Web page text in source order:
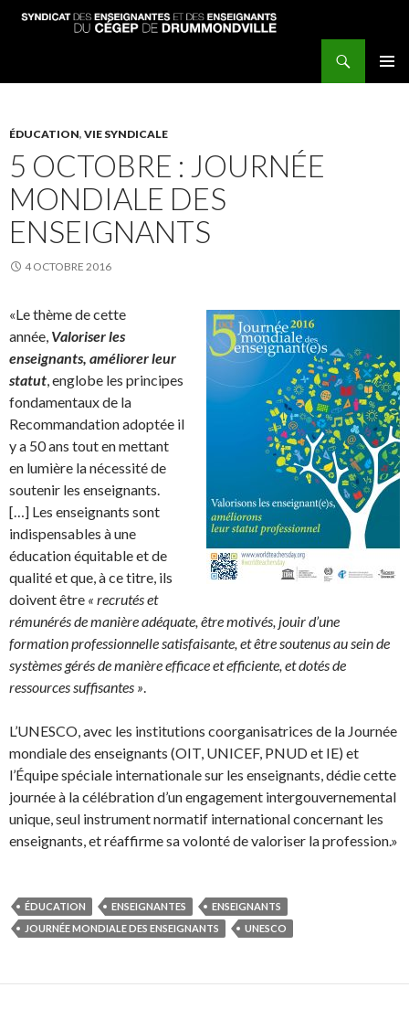
Syndicat des enseignantes et enseignants du Cégep de Drummondville
PRINCIPAL
ÉDUCATION, VIE SYNDICALE
5 OCTOBRE : JOURNÉE
MONDIALE DES
ENSEIGNANTS
4 OCTOBRE 2016
«Le thème de cette
année, Valoriser les
enseignants, améliorer leur
statut , englobe les principes
fondamentaux de la
Recommandation adoptée il
y a 50 ans tout en mettant
en lumière la nécessité de
soutenir les enseignants.
[…] Les enseignants sont
indispensables à une
éducation équitable et de
qualité et que, à ce titre, ils
doivent être « recrutés et
rémunérés de manière adéquate, être motivés, jouir d’une
formation professionnelle satisfaisante, et être soutenus au sein de
systèmes gérés de manière efficace et efficiente, et dotés de
ressources suffisantes »
L’UNESCO, avec les institutions coorganisatrices de la Journée
mondiale des enseignants (OIT, UNICEF, PNUD et IE) et
l’Équipe spéciale internationale sur les enseignants, dédie cette
journée à la célébration d’un engagement intergouvernemental
unique, seul instrument normatif international concernant les
enseignants, et réaffirme sa volonté de valoriser la profession.»
ÉDUCATION ENSEIGNANTES
ENSEIGNANTS
JOURNÉE MONDIALE DES ENSEIGNANTS
UNESCO